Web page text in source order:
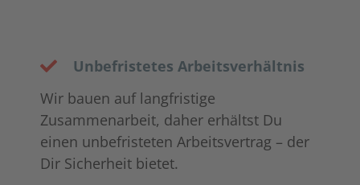
Unbefristetes Arbeitsverhältnis
Wir bauen auf langfristige
Zusammenarbeit, daher erhältst Du
einen unbefristeten Arbeitsvertrag – der
Dir Sicherheit bietet.